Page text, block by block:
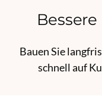
Bauen Sie
schnell auf